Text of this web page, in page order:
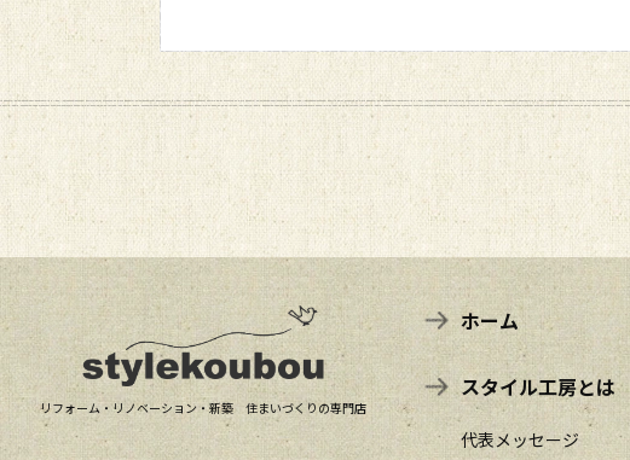
リフォーム・リノベーション・新築 住まいづくりの専門店
ホーム
スタイル工房とは
代表メッセージ